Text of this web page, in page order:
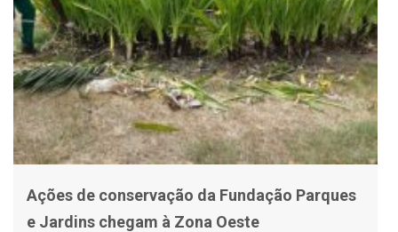
Ações de conservação da Fundação Parques
e Jardins chegam à Zona Oeste